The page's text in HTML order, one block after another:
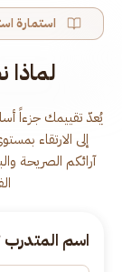
استمارة
يُعدّ تقييمك جزءاً
إلى الارتقاء
آرائكم الصريحة
اسم المتدرب